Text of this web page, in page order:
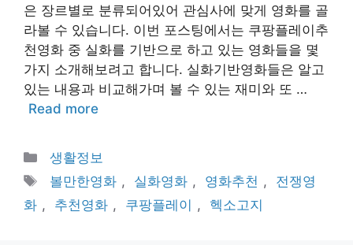
은 장르별로 분류되어있어 관심사에 맞게 영화를 골
라볼 수 있습니다. 이번 포스팅에서는 쿠팡플레이추
천영화 중 실화를 기반으로 하고 있는 영화들을 몇
가지 소개해보려고 합니다. 실화기반영화들은 알고
있는 내용과 비교해가며 볼 수 있는 재미와 또 …
Read more
Categories
생활정보
Tags
볼만한영화 , 실화영화 , 영화추천 ,
전쟁영
화 , 추천영화 , 쿠팡플레이 , 헥소고지